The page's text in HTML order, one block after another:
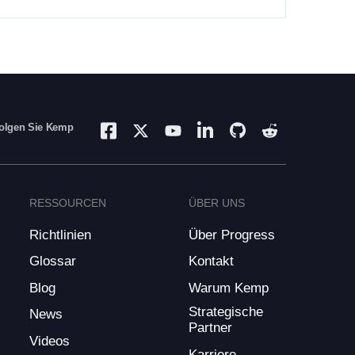
Sie Kemp
RESSOURCEN
Richtlinien
Glossar
Blog
News
Videos
ÜBER UNS
Über Progress
Kontakt
Warum Kemp
Strategische
Partner